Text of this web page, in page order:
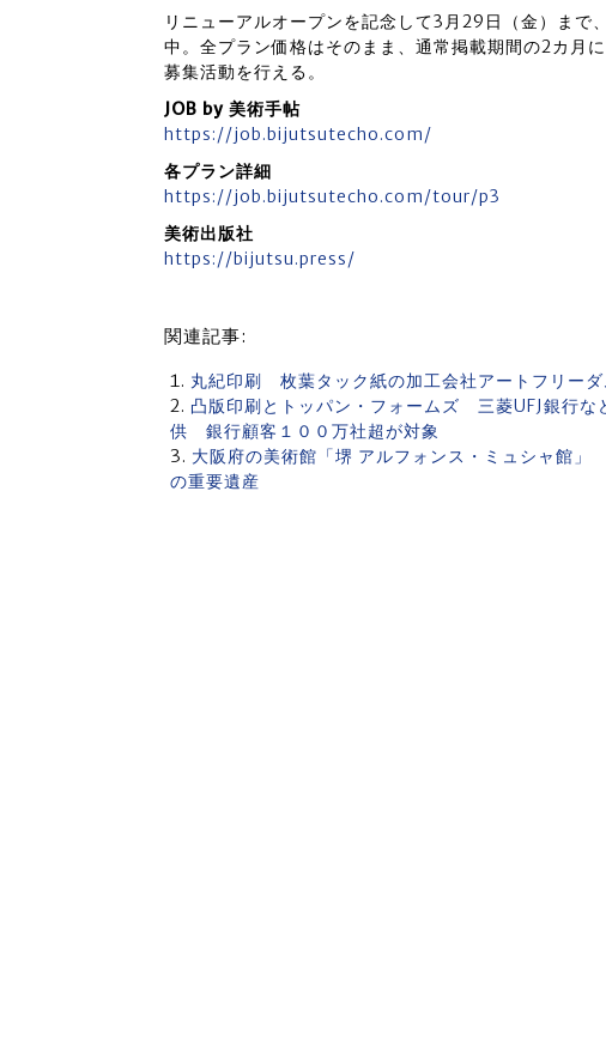
リニューアルオープンを記念して3月29日（金）まで
中。全プラン価格はそのまま、通常掲載期間の2カ月
募集活動を行える。
JOB by 美術手帖
https://job.bijutsutecho.com/
各プラン詳細
https://job.bijutsutecho.com/tour/p3
美術出版社
https://bijutsu.press/
関連記事:
丸紀印刷 枚葉タック紙の加工会社アートフリー
凸版印刷とトッパン・フォームズ 三菱UFJ銀行な
供 銀行顧客１００万社超が対象
大阪府の美術館「堺 アルフォンス・ミュシャ館
の重要遺産